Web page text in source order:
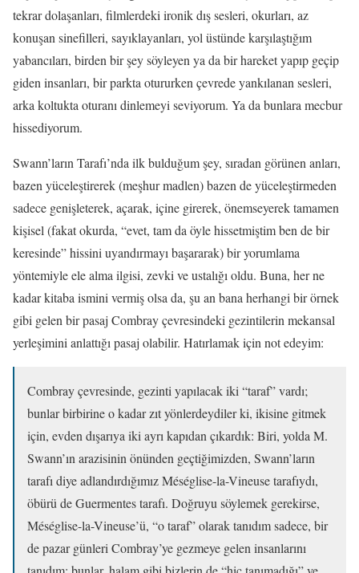
tekrar dolaşanları, filmlerdeki ironik dış sesleri, okurları, az
konuşan sinefilleri, sayıklayanları, yol üstünde karşılaştığım
yabancıları, birden bir şey söyleyen ya da bir hareket yapıp geçip
giden insanları, bir parkta otururken çevrede yankılanan sesleri,
arka koltukta oturanı dinlemeyi seviyorum. Ya da bunlara mecbur
hissediyorum.
Swann’ların Tarafı’nda ilk bulduğum şey, sıradan görünen anları,
bazen yüceleştirerek (meşhur madlen) bazen de yüceleştirmeden
sadece genişleterek, açarak, içine girerek, önemseyerek tamamen
kişisel (fakat okurda, “evet, tam da öyle hissetmiştim ben de bir
keresinde” hissini uyandırmayı başararak) bir yorumlama
yöntemiyle ele alma ilgisi, zevki ve ustalığı oldu. Buna, her ne
kadar kitaba ismini vermiş olsa da, şu an bana herhangi bir örnek
gibi gelen bir pasaj Combray çevresindeki gezintilerin mekansal
yerleşimini anlattığı pasaj olabilir. Hatırlamak için not edeyim:
Combray çevresinde, gezinti yapılacak iki “taraf” vardı;
bunlar birbirine o kadar zıt yönlerdeydiler ki, ikisine gitmek
için, evden dışarıya iki ayrı kapıdan çıkardık: Biri, yolda M.
Swann’ın arazisinin önünden geçtiğimizden, Swann’ların
tarafı diye adlandırdığımız Méséglise-la-Vineuse tarafıydı,
öbürü de Guermentes tarafı. Doğruyu söylemek gerekirse,
Méséglise-la-Vineuse’ü, “o taraf” olarak tanıdım sadece, bir
de pazar günleri Combray’ye gezmeye gelen insanlarını